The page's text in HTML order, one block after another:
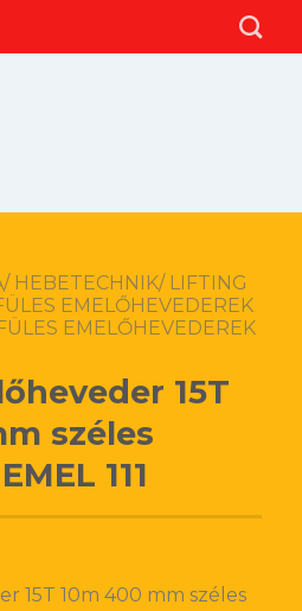
HEBETECHNIK/ LIFTING
EMELŐHEVEDEREK
EMELŐHEVEDEREK
15T
széles
111
15T 10m 400 mm széles